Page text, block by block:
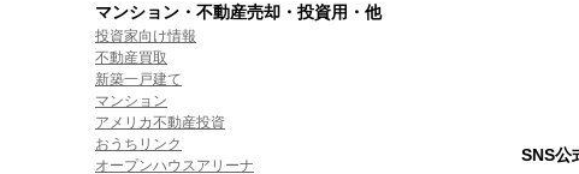
マンション・不動産売却・投資用・他
投資家向け情報
不動産買取
新築一戸建て
マンション
アメリカ不動産投資
おうちリンク
オープンハウスアリーナ
SNS公